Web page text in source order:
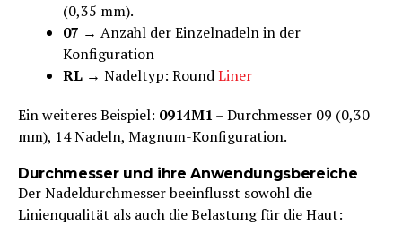
(0,35 mm).
07 → Anzahl der Einzelnadeln in der
Konfiguration
RL → Nadeltyp: RoundLiner
Ein weiteres Beispiel: 0914M1 – Durchmesser 09 (0,30
mm), 14 Nadeln, Magnum-Konfiguration.
Durchmesser und ihre Anwendungsbereiche
Der Nadeldurchmesser beeinflusst sowohl die
Linienqualität als auch die Belastung für die Haut: